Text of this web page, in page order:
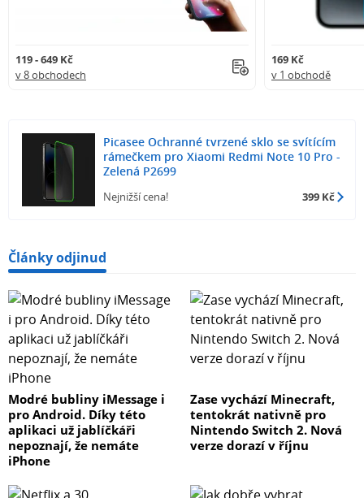
119 - 649 Kč
v 8 obchodech
169 Kč
v 1 obchodě
Picasee Ochranné tvrzené sklo se svítícím
rámečkem pro Xiaomi Redmi Note 10 Pro -
Zelená P2699
Nejnižší cena! 399 Kč
Články odjinud
Modré bubliny iMessage i
pro Android. Díky této
aplikaci už jablíčkáři
nepoznají, že nemáte
iPhone
Zase vychází Minecraft,
tentokrát nativně pro
Nintendo Switch 2. Nová
verze dorazí v říjnu